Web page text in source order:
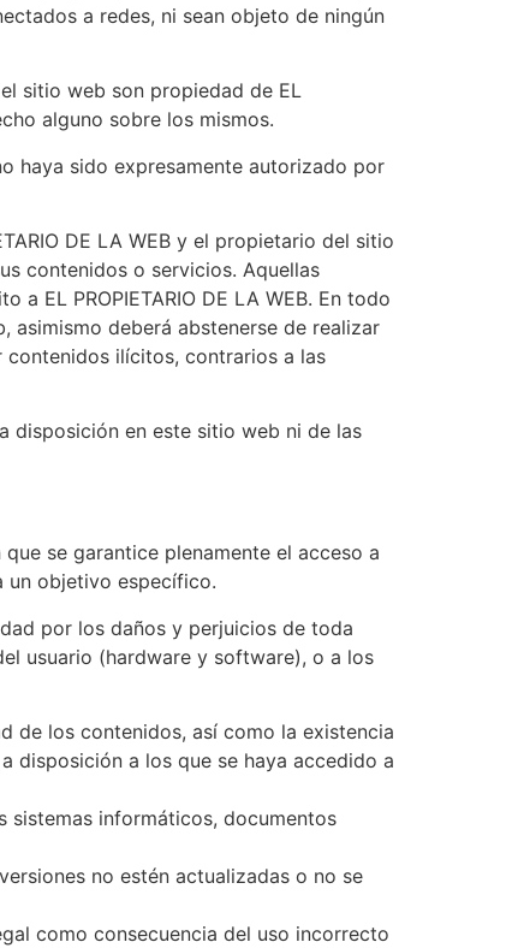
a redes, ni sean objeto de ningún
sitio web son propiedad de EL
alguno sobre los mismos.
haya sido expresamente autorizado por
DE LA WEB y el propietario del sitio
contenidos o servicios. Aquellas
EL PROPIETARIO DE LA WEB. En todo
asimismo deberá abstenerse de realizar
contenidos ilícitos, contrarios a las
disposición en este sitio web ni de las
se garantice plenamente el acceso a
un objetivo específico.
por los daños y perjuicios de toda
usuario (hardware y software), o a los
de los contenidos, así como la existencia
disposición a los que se haya accedido a
sistemas informáticos, documentos
no estén actualizadas o no se
como consecuencia del uso incorrecto